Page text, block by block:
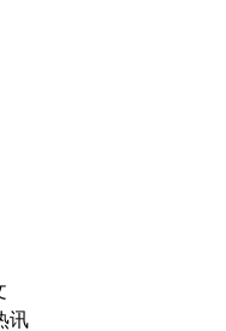
讯